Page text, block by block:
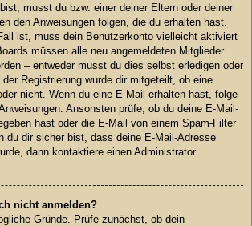
musst du bzw. einer deiner Eltern oder deiner
den Anweisungen folgen, die du erhalten hast.
ist, muss dein Benutzerkonto vielleicht aktiviert
müssen alle neu angemeldeten Mitglieder
– entweder musst du dies selbst erledigen oder
Registrierung wurde dir mitgeteilt, ob eine
nicht. Wenn du eine E-Mail erhalten hast, folge
Ansonsten prüfe, ob du deine E-Mail-
hast oder die E-Mail von einem Spam-Filter
du dir sicher bist, dass deine E-Mail-Adresse
dann kontaktiere einen Administrator.
nicht anmelden?
Gründe. Prüfe zunächst, ob dein